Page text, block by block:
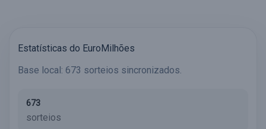
Estatísticas do EuroMilhões
Base local: 673 sorteios sincronizados.
673
sorteios